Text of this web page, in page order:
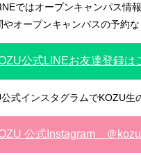
ではオープンキャンパス情
やオープンキャンパスの予約
公式LINEお友達登録は
式インスタグラムでKOZU生
公式Instagram ＠